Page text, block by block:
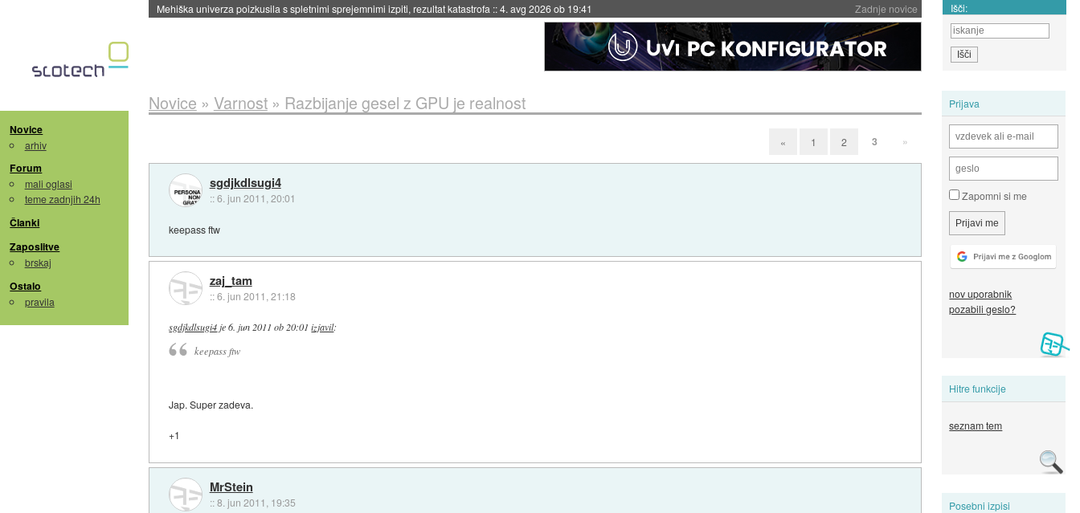
Zadnje novice
Mehiška univerza poizkusila s spletnimi sprejemnimi izpiti, rezultat katastrofa ::4. avg 2026 ob 19:41 Išči:
Novice
arhiv
Forum
mali oglasi
teme zadnjih 24h
Članki
Zaposlitve
brskaj
Ostalo
pravila
Prijava
Zapomni si me
nov uporabnik
pozabili geslo?
Hitre funkcije
seznam tem
Posebni izpisi
Novice » Varnost» Razbijanje gesel z GPU je realnost
« 1 2 3 »
sgdjkdlsugi4
::6. jun 2011, 20:01
keepass ftw
zaj_tam
::6. jun 2011, 21:18
sgdjkdlsugi4 je6. jun 2011 ob 20:01 izjavil:
keepass ftw
Jap. Super zadeva.
+1
MrStein
::8. jun 2011, 19:35